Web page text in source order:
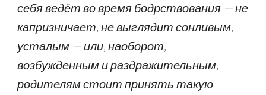
себя ведёт во время бодрствования — не
капризничает, не выглядит сонливым,
усталым — или, наоборот,
возбужденным и раздражительным,
родителям стоит принять такую